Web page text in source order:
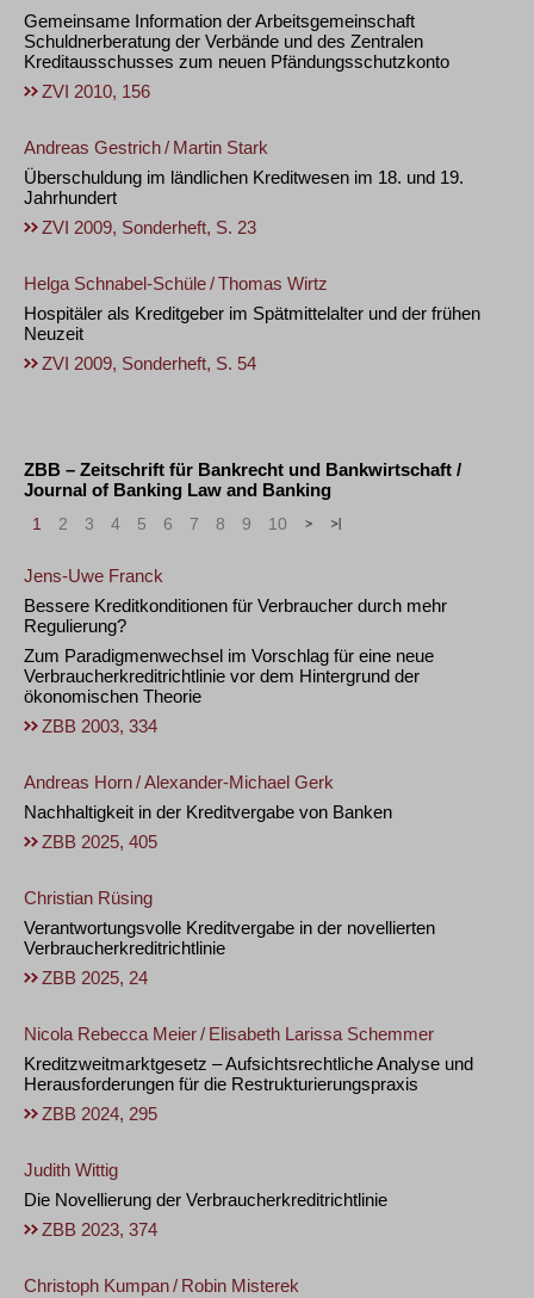
Gemeinsame Information der Arbeitsgemeinschaft
Schuldnerberatung der Verbände und des Zentralen
Kreditausschusses zum neuen Pfändungsschutzkonto
ZVI 2010, 156
Andreas Gestrich/ Martin Stark
Überschuldung im ländlichen Kreditwesen im 18. und 19.
Jahrhundert
ZVI 2009, Sonderheft, S. 23
Helga Schnabel-Schüle/Thomas Wirtz
Hospitäler als Kreditgeber im Spätmittelalter und der frühen
Neuzeit
ZVI 2009, Sonderheft, S. 54
ZBB – Zeitschrift für Bankrecht und Bankwirtschaft /
Journal of Banking Law and Banking
1 2 3 4 5 6 7 8 9 10 > »
Jens-Uwe Franck
Bessere Kreditkonditionen für Verbraucher durch mehr
Regulierung?
Zum Paradigmenwechsel im Vorschlag für eine neue
Verbraucherkreditrichtlinie vor dem Hintergrund der
ökonomischen Theorie
ZBB 2003, 334
Andreas Horn/Alexander-Michael Gerk
Nachhaltigkeit in der Kreditvergabe von Banken
ZBB 2025, 405
Christian Rüsing
Verantwortungsvolle Kreditvergabe in der novellierten
Verbraucherkreditrichtlinie
ZBB 2025, 24
Nicola Rebecca Meier/ Elisabeth Larissa Schemmer
Kreditzweitmarktgesetz – Aufsichtsrechtliche Analyse und
Herausforderungen für die Restrukturierungspraxis
ZBB 2024, 295
Judith Wittig
Die Novellierung der Verbraucherkreditrichtlinie
ZBB 2023, 374
Christoph Kumpan/ Robin Misterek